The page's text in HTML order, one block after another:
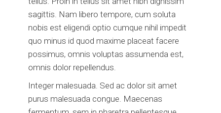
sagittis. Nam libero tempore, cum soluta
nobis est eligendi optio cumque nihil impedit
quo minus id quod maxime placeat facere
possimus, omnis voluptas assumenda est,
omnis dolor repellendus.
Integer malesuada. Sed ac dolor sit amet
purus malesuada congue. Maecenas